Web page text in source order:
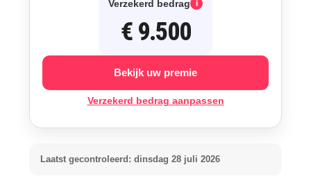
Verzekerd bedrag i
€ 9.500
Bekijk uw premie
Verzekerd bedrag aanpassen
Laatst gecontroleerd: dinsdag 28 juli 2026